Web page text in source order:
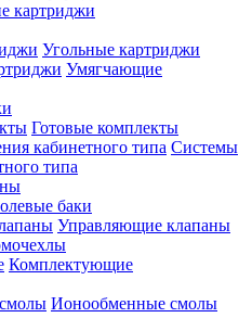
картриджи
Угольные картриджи
Умягчающие
Готовые комплекты
Системы
типа
баки
Управляющие клапаны
Комплектующие
Ионообменные смолы